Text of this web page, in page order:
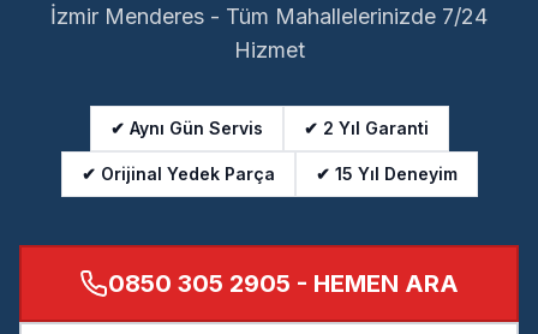
İzmir Menderes - Tüm Mahallelerinizde 7/24
Hizmet
✔ Aynı Gün Servis ✔ 2 Yıl Garanti
✔ Orijinal Yedek Parça ✔ 15 Yıl Deneyim
0850 305 2905 - HEMEN ARA